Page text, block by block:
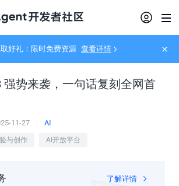
好礼：限时免费资源 查看详情
强势来袭，一句话复刻全网首
11-27 AI
与创作 AI开放平台
了解详情